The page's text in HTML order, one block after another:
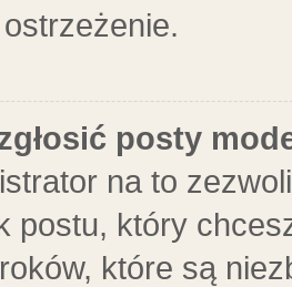
posty
na to
postu, który
które są